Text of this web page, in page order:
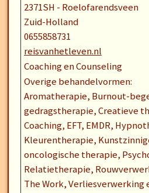
2371SH - Roelofarendsveen
Zuid-Holland
0655858731
reisvanhetleven.nl
Coaching en Counseling
Overige behandelvormen:
Aromatherapie, Burnout-
gedragstherapie, Creatieve
Coaching, EFT, EMDR,
Kleurentherapie,
oncologische therapie,
Relatietherapie,
The Work,